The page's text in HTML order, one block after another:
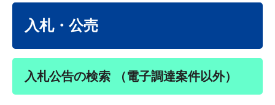
入札・公売
入札公告の検索 （電子調達案件以外）